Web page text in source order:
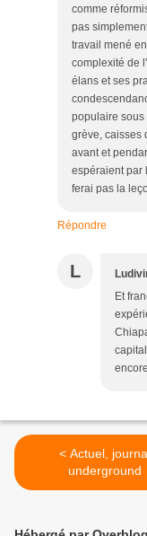
comme
pas
travail mené
complexité de
élans et ses
populaire sous
grève, caisses
avant et
espéraient par
ferai pas la
Répondre
L
Et
< Actuel, journal
underground